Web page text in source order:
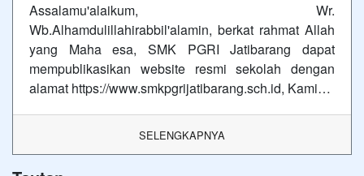
Assalamu'alaikum, Wr.
Wb.Alhamdulillahirabbil'alamin, berkat rahmat Allah
yang Maha esa, SMK PGRI Jatibarang dapat
mempublikasikan website resmi sekolah dengan
alamat https://www.smkpgrijatibarang.sch.id, Kami…
SELENGKAPNYA